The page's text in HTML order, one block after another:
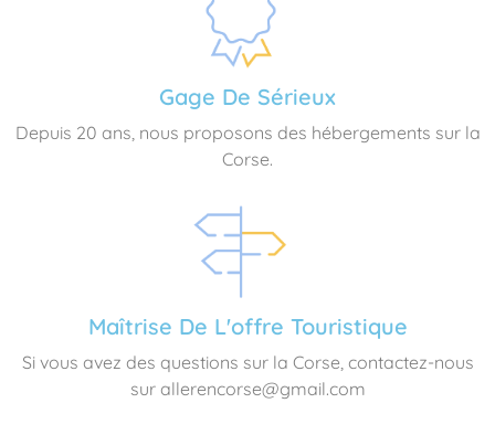
Gage De Sérieux
Depuis 20 ans, nous proposons des hébergements sur la
Corse.
Maîtrise De L'offre Touristique
Si vous avez des questions sur la Corse, contactez-nous
sur allerencorse@gmail.com